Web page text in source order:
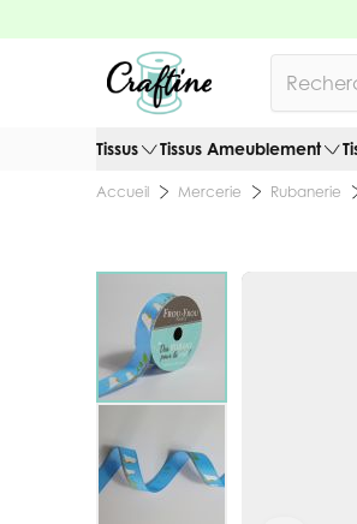
Tissus Tissus Ameublement
Accueil Mercerie Rubanerie